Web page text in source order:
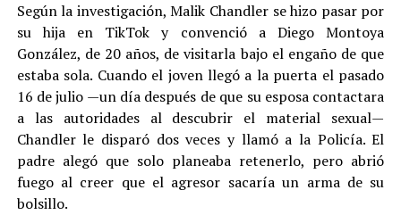
Según la investigación, Malik Chandler se hizo pasar por
su hija en TikTok y convenció a Diego Montoya
González, de 20 años, de visitarla bajo el engaño de que
estaba sola. Cuando el joven llegó a la puerta el pasado
16 de julio —un día después de que su esposa contactara
a las autoridades al descubrir el material sexual—
Chandler le disparó dos veces y llamó a la Policía. El
padre alegó que solo planeaba retenerlo, pero abrió
fuego al creer que el agresor sacaría un arma de su
bolsillo.